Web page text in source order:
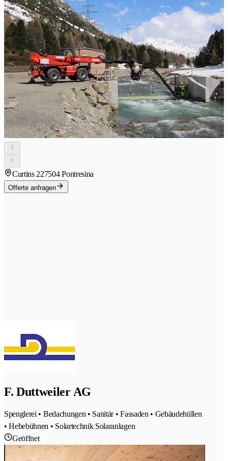
Curtins 227504 Pontresina
Offerte anfragen
F. Duttweiler AG
Spenglerei • Bedachungen • Sanitär • Fassaden • Gebäudehüllen
• Hebebühnen • Solartechnik Solaranlagen
Geöffnet